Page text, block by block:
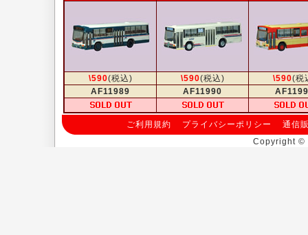
\590(税込) \590(税込) \590(税
AF11989
AF11990
ご利用規約 プライバシーポリシー
通信
Copyright ©